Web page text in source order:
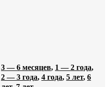
3 — 6 месяцев, 1 — 2 года,
2 — 3 года, 4 года, 5 лет, 6